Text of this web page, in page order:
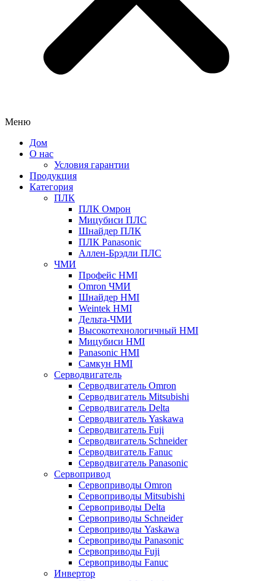
Меню
Дом
О нас
Условия гарантии
Продукция
Категория
ПЛК
ПЛК Омрон
Мицубиси ПЛС
Шнайдер ПЛК
ПЛК Panasonic
Аллен-Брэдли ПЛС
ЧМИ
Профейс HMI
Omron ЧМИ
Шнайдер HMI
Weintek HMI
Дельта-ЧМИ
Высокотехнологичный HMI
Мицубиси HMI
Panasonic HMI
Самкун HMI
Серводвигатель
Серводвигатель Omron
Серводвигатель Mitsubishi
Серводвигатель Delta
Серводвигатель Yaskawa
Серводвигатель Fuji
Серводвигатель Schneider
Серводвигатель Fanuc
Серводвигатель Panasonic
Сервопривод
Сервоприводы Omron
Сервоприводы Mitsubishi
Сервоприводы Delta
Сервоприводы Schneider
Сервоприводы Yaskawa
Сервоприводы Panasonic
Сервоприводы Fuji
Сервоприводы Fanuc
Инвертор